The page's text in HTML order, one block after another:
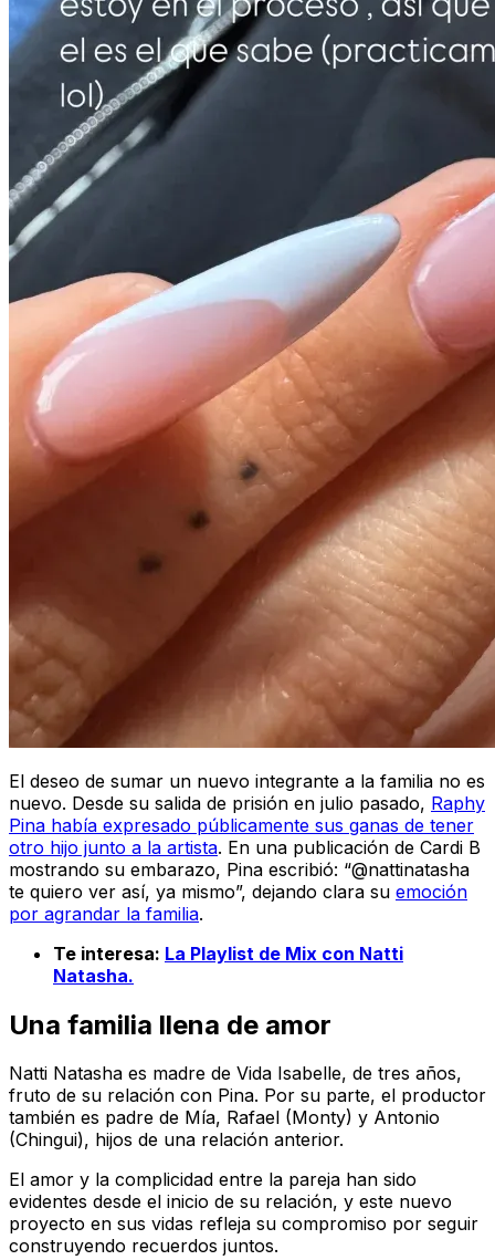
El deseo de sumar un nuevo integrante a la familia no es
nuevo. Desde su salida de prisión en julio pasado, Raphy
Pina había expresado públicamente sus ganas de tener
otro hijo junto a la artista. En una publicación de Cardi B
mostrando su embarazo, Pina escribió: “@nattinatasha
te quiero ver así, ya mismo”, dejando clara su emoción
por agrandar la familia.
Te interesa: La Playlist de Mix con Natti
Natasha.
Una familia llena de amor
Natti Natasha es madre de Vida Isabelle, de tres años,
fruto de su relación con Pina. Por su parte, el productor
también es padre de Mía, Rafael (Monty) y Antonio
(Chingui), hijos de una relación anterior.
El amor y la complicidad entre la pareja han sido
evidentes desde el inicio de su relación, y este nuevo
proyecto en sus vidas refleja su compromiso por seguir
construyendo recuerdos juntos.